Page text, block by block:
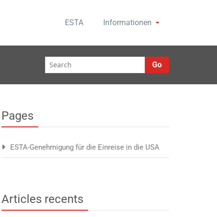
ESTA Informationen
Go
Pages
ESTA-Genehmigung für die Einreise in die USA
Articles recents